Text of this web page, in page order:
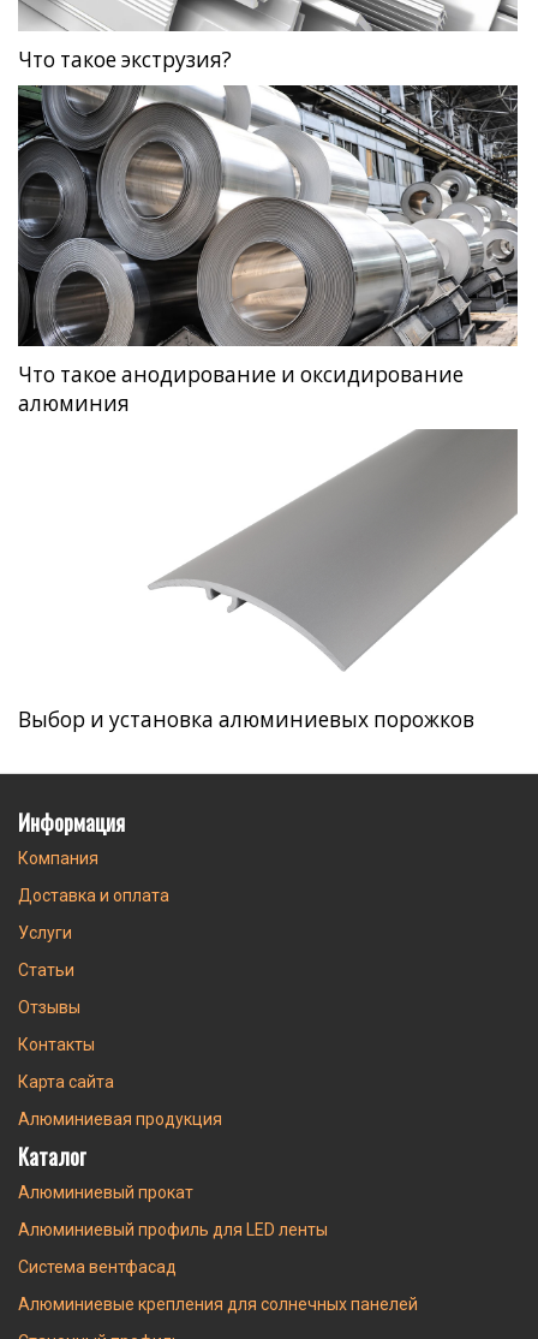
Что такое экструзия?
Что такое анодирование и оксидирование
алюминия
Выбор и установка алюминиевых порожков
Информация
Компания
Доставка и оплата
Услуги
Статьи
Отзывы
Контакты
Карта сайта
Алюминиевая продукция
Каталог
Алюминиевый прокат
Алюминиевый профиль для LED ленты
Система вентфасад
Алюминиевые крепления для солнечных панелей